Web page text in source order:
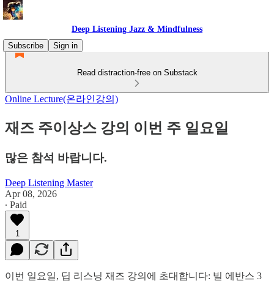
Deep Listening Jazz & Mindfulness
Subscribe
Sign in
Read distraction-free on Substack
Online Lecture(온라인강의)
재즈 주이상스 강의 이번 주 일요일
많은 참석 바랍니다.
Deep Listening Master
Apr 08, 2026
∙ Paid
1
이번 일요일, 딥 리스닝 재즈 강의에 초대합니다: 빌 에반스 3